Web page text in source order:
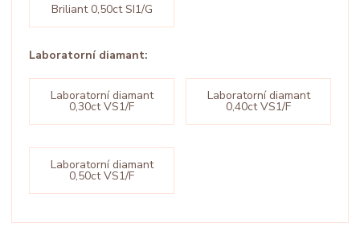
Briliant 0,50ct SI1/G
Laboratorní diamant:
Laboratorní diamant
0,30ct VS1/F
Laboratorní diamant
0,40ct VS1/F
Laboratorní diamant
0,50ct VS1/F